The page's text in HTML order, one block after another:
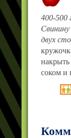
400-500
двух
соком и